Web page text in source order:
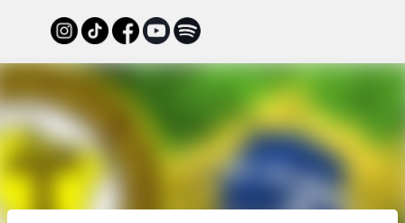
Pular para o conteúdo principal